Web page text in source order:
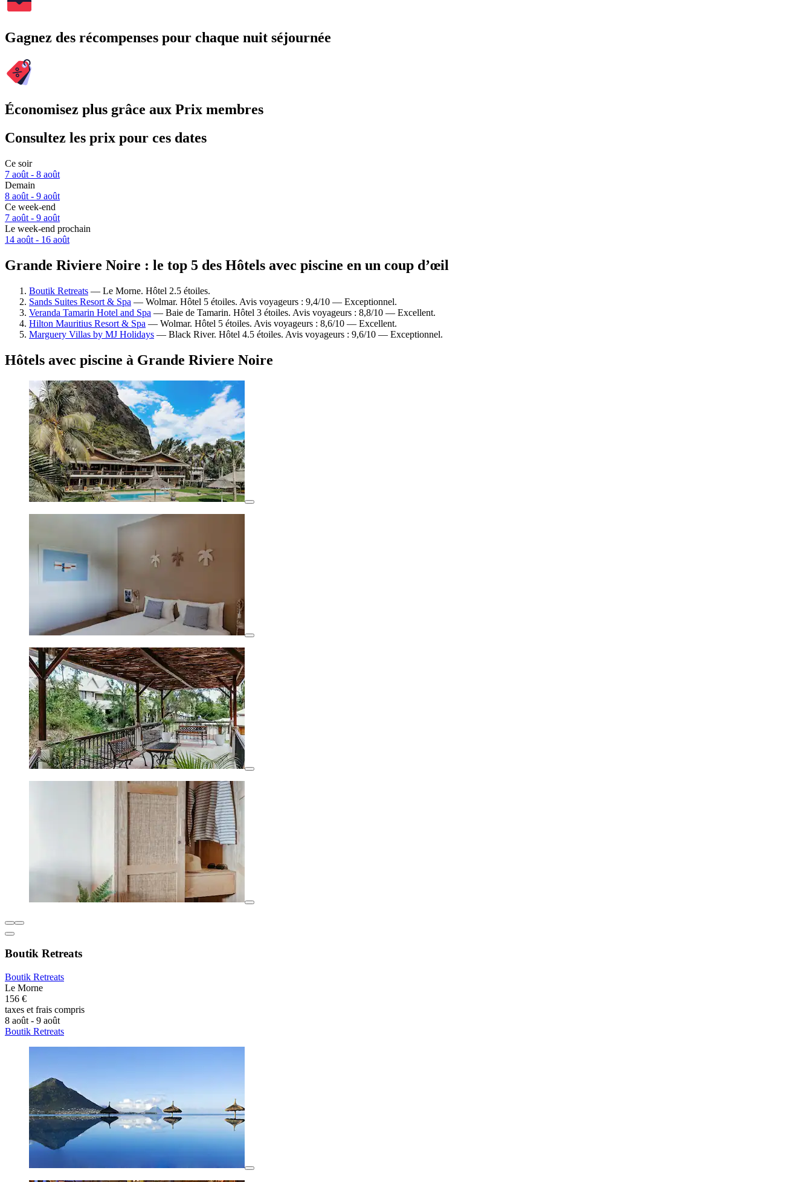
Gagnez des récompenses pour chaque nuit séjournée
Économisez plus grâce aux Prix membres
Consultez les prix pour ces dates
Ce soir
7 août - 8 août
Demain
8 août - 9 août
Ce week-end
7 août - 9 août
Le week-end prochain
14 août - 16 août
Grande Riviere Noire : le top 5 des Hôtels avec piscine en un coup d’œil
Boutik Retreats — Le Morne. Hôtel 2.5 étoiles.
Sands Suites Resort & Spa — Wolmar. Hôtel 5 étoiles. Avis voyageurs : 9,4/10 — Exceptionnel.
Veranda Tamarin Hotel and Spa — Baie de Tamarin. Hôtel 3 étoiles. Avis voyageurs : 8,8/10 — Excellent.
Hilton Mauritius Resort & Spa — Wolmar. Hôtel 5 étoiles. Avis voyageurs : 8,6/10 — Excellent.
Marguery Villas by MJ Holidays — Black River. Hôtel 4.5 étoiles. Avis voyageurs : 9,6/10 — Exceptionnel.
Hôtels avec piscine à Grande Riviere Noire
Boutik Retreats
Boutik Retreats
Le Morne
156 €
taxes et frais compris
8 août - 9 août
Boutik Retreats